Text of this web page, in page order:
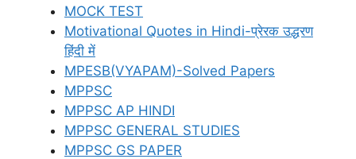
MOCK TEST
Motivational Quotes in Hindi-प्रेरक उद्धरण
हिंदी में
MPESB(VYAPAM)-Solved Papers
MPPSC
MPPSC AP HINDI
MPPSC GENERAL STUDIES
MPPSC GS PAPER